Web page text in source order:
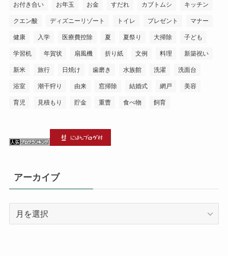
お付き合い お年玉 お金 すだれ カブトムシ キッチン
クエン酸 ディズニーリゾート トイレ プレゼント マナー
健康 入学 医療費控除 夏 夏祭り 大掃除 子ども
学習机 年賀状 扇風機 折り紙 文例 料理 新築祝い
新米 旅行 日焼け 歯磨き 水族館 洗濯 洗面台
浴室 潮干狩り 由来 窓掃除 結婚式 網戸 美容
育児 見積もり 貯金 重曹 食べ物 飼育
アーカイブ